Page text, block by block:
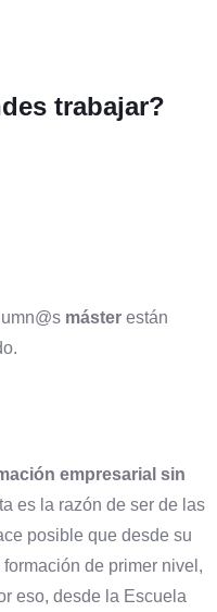
trabajar?
másterestán
empresarial sin
es la razón de ser de las
posible que desde su
de primer nivel,
eso, desde la Escuela